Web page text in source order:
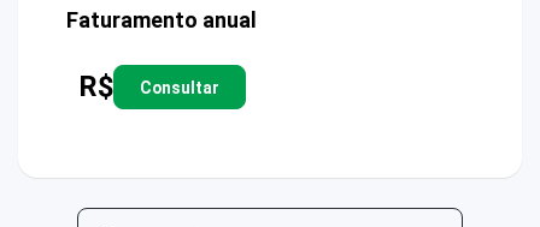
Faturamento anual
R$ Consultar